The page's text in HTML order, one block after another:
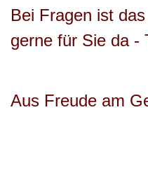
Bei Fragen ist
gerne für Sie da -
Aus Freude am